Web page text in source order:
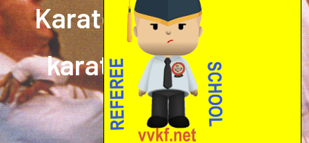
Karate mrprepor: el
karate en internet
El karate en internet